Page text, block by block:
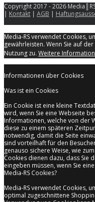
Copyright 2017 - 2026
| Kontakt | AGB |
Media-RS verwendet Cookies,
gewährleisten. Wenn Sie auf
Nutzung zu. Weitere
Informationen über Cookies
Was ist ein Cookies
Ein Cookie ist eine kleine
wird, wenn Sie eine Webseite
Informationen, welche von der
diese zu einem späteren
notwendig, damit die Seite
sind vorteilhaft für den
genauso sichere Weise, wie
Cookies dienen dazu, dass Sie
eingeben müssen, wenn Sie
Media-RS Cookies?
Media-RS verwendet Cookies,
optimal zugeschnittene